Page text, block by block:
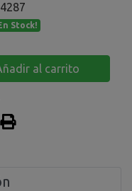
Stock!
al carrito